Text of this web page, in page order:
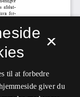
×
til at forbedre
giver du